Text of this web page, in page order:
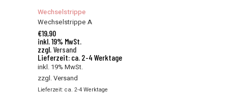
Wechselstrippe
Wechselstrippe A
€19,90
inkl. 19% MwSt.
zzgl. Versand
Lieferzeit: ca. 2-4 Werktage
inkl. 19% MwSt.
zzgl.Versand
Lieferzeit: ca. 2-4 Werktage